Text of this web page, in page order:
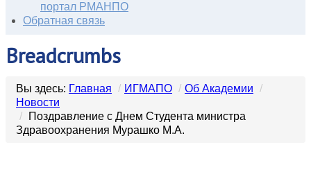
портал РМАНПО
Обратная связь
Breadcrumbs
Вы здесь: Главная / ИГМАПО / Об Академии /
Новости
/
Поздравление с Днем Студента министра
Здравоохранения Мурашко М.А.